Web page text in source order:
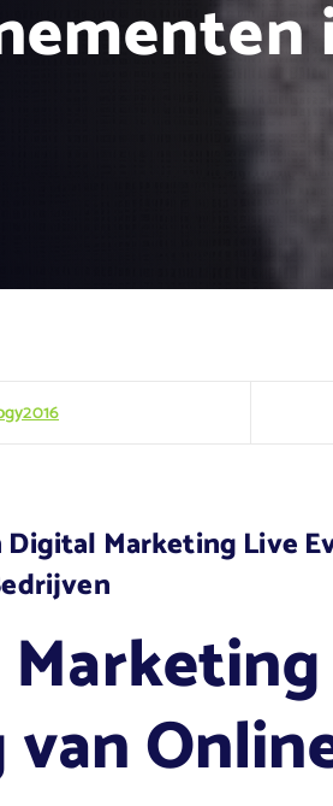
Digital Marketing Live
van